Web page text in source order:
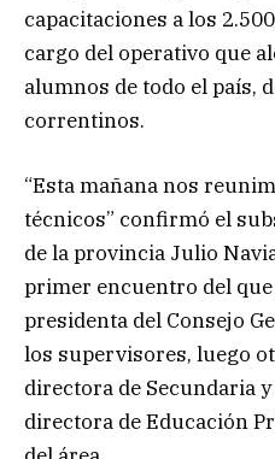
capacitaciones a los
cargo del operativo que
alumnos de todo el país,
correntinos.
“Esta mañana nos
técnicos” confirmó el
de la provincia Julio
primer encuentro del
presidenta del Consejo
los supervisores, luego
directora de Secundaria
directora de Educación